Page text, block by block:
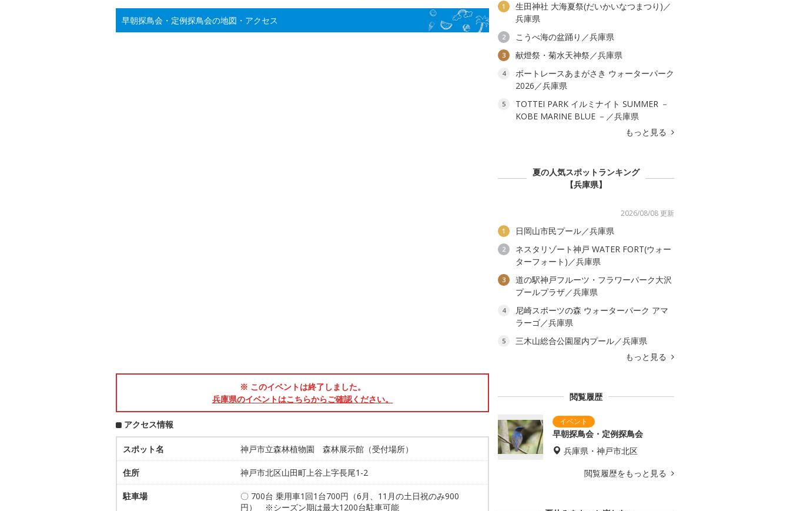
早朝探鳥会・定例探鳥会の地図・アクセス
※ このイベントは終了しました。
兵庫県のイベントはこちらからご確認ください。
アクセス情報
スポット名 神戸市立森林植物園 森林展示館（受付場所）
住所 神戸市北区山田町上谷上字長尾1-2
駐車場
〇 700台 乗用車1回1台700円（6月、11月の土日祝のみ900
円） ※シーズン期は最大1200台駐車可能
1
生田神社 大海夏祭(だいかいなつまつり)／
兵庫県
2 こうべ海の盆踊り／兵庫県
3 献燈祭・菊水天神祭／兵庫県
4
ボートレースあまがさき ウォーターパーク
2026／兵庫県
5
TOTTEI PARK イルミナイト SUMMER －
KOBE MARINE BLUE －／兵庫県
もっと見る
夏の人気スポットランキング
【兵庫県】
2026/08/08 更新
1 日岡山市民プール／兵庫県
2
ネスタリゾート神戸 WATER FORT(ウォー
ターフォート)／兵庫県
3
道の駅神戸フルーツ・フラワーパーク大沢
プールプラザ／兵庫県
4
尼崎スポーツの森 ウォーターパーク アマ
ラーゴ／兵庫県
5
三木山総合公園屋内プール／兵庫県
もっと見る
閲覧履歴
早朝探鳥会・定例探鳥会
兵庫県・神戸市北区
閲覧履歴をもっと見る